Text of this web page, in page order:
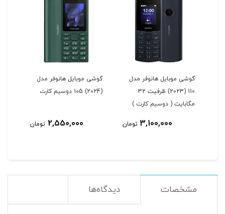
گوشی موبایل هانوفر مدل
110 (2023) ظرفیت 32
مگابایت ( دوسیم کارت )
3,100,000 تومان
گوشی موبایل هانوفر مدل
(2024) 105 دوسیم کارت
2,550,000 تومان
مشخصات دیدگاه‌ها